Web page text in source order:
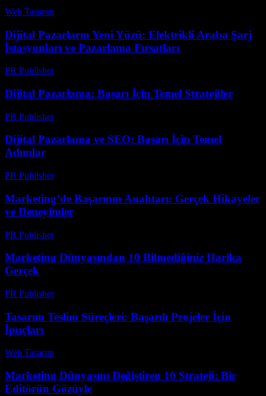
Web Tasarım
Dijital Pazarların Yeni Yüzü: Elektrikli Araba Şarj
İstasyonları ve Pazarlama Fırsatları
PR Publisher-
Dijital Pazarlama: Başarı İçin Temel Stratejiler
PR Publisher-
Dijital Pazarlama ve SEO: Başarı İçin Temel
Adımlar
PR Publisher-
Marketing’de Başarının Anahtarı: Gerçek Hikayeler
ve Deneyimler
PR Publisher-
Marketing Dünyasından 10 Bilmediğiniz Harika
Gerçek
PR Publisher-
Tasarım Teslim Süreçleri: Başarılı Projeler İçin
İpuçları
Web Tasarım
Marketing Dünyasını Değiştiren 10 Strateji: Bir
Editörün Gözüyle